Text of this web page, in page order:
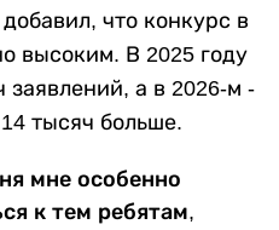
что конкурс в
высоким. В 2025 году
заявлений, а в 2026-м -
тысяч больше.
мне особенно
к тем ребятам,